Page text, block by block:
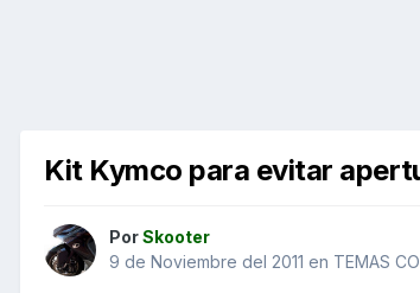
Kit Kymco para evitar
PorSkooter
9 de Noviembre del 2011 en TEMAS